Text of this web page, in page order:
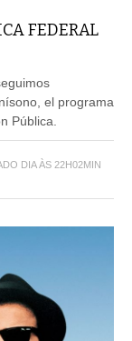
FEDERAL
el programa
Pública.
DIA ÀS 22H02MIN